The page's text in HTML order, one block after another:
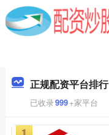
正规配资平台排行
已收录999+家平台